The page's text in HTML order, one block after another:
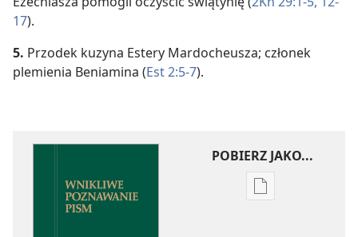
17).
5. Przodek kuzyna Estery Mardocheusza; członek
plemienia Beniamina (Est 2:5-7).
POBIERZ JAKO...
Ustawienia